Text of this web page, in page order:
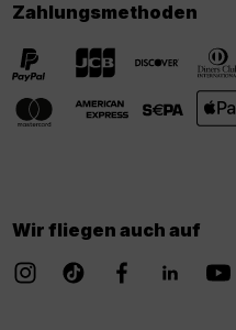
Zahlungsmethoden
Wir fliegen auch auf